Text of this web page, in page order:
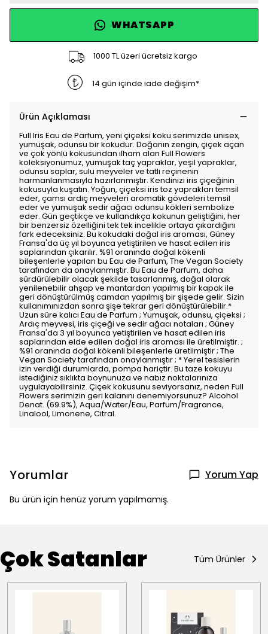
WHATSAPP
1000 TL üzeri ücretsiz kargo
14 gün içinde iade değişim*
Ürün Açıklaması
Full Iris Eau de Parfum, yeni çiçeksi koku serimizde unisex,
yumuşak, odunsu bir kokudur. Doğanın zengin, çiçek açan
ve çok yönlü kokusundan ilham alan Full Flowers
koleksiyonumuz, yumuşak taç yapraklar, yeşil yapraklar,
odunsu saplar, sulu meyveler ve tatlı reçinenin
harmanlanmasıyla hazırlanmıştır. Kendinizi iris çiçeğinin
kokusuyla kuşatın. Yoğun, çiçeksi iris toz yaprakları temsil
eder, çamsı ardıç meyveleri aromatik gövdeleri temsil
eder ve yumuşak sedir ağacı odunsu kökleri sembolize
eder. Gün geçtikçe ve kullandıkça kokunun geliştiğini, her
bir benzersiz özelliğini tek tek incelikle ortaya çıkardığını
fark edeceksiniz. Bu kokudaki doğal iris aroması, Güney
Fransa'da üç yıl boyunca yetiştirilen ve hasat edilen iris
saplarından çıkarılır. %91 oranında doğal kökenli
bileşenlerle yapılan bu Eau de Parfum, The Vegan Society
tarafından da onaylanmıştır. Bu Eau de Parfum, daha
sürdürülebilir olacak şekilde tasarlanmış, doğal olarak
yenilenebilir ahşap ve mantardan yapılmış bir kapak ile
geri dönüştürülmüş camdan yapılmış bir şişede gelir. Sizin
kullanımınızdan sonra şişe tekrar geri dönüştürülebilir.*
Uzun süre kalıcı Eau de Parfum ; Yumuşak, odunsu, çiçeksi ;
Ardıç meyvesi, iris çiçeği ve sedir ağacı notaları ; Güney
Fransa'da 3 yıl boyunca yetiştirilen ve hasat edilen iris
saplarından elde edilen doğal iris aroması ile üretilmiştir. ;
%91 oranında doğal kökenli bileşenlerle üretilmiştir ; The
Vegan Society tarafından onaylanmıştır ; * Yerel tesislerin
izin verdiği durumlarda, pompa hariçtir. Bu taze kokuyu
istediğiniz sıklıkta boynunuza ve nabız noktalarınıza
uygulayabilirsiniz. Çiçek kokusunu seviyorsanız, neden Full
Flowers serimizin geri kalanını denemiyorsunuz? Alcohol
Denat. (69.9%), Aqua/Water/Eau, Parfum/Fragrance,
Linalool, Limonene, Citral.
Yorumlar Yorum Yap
Bu ürün için henüz yorum yapılmamış.
Çok Satanlar Tüm Ürünler